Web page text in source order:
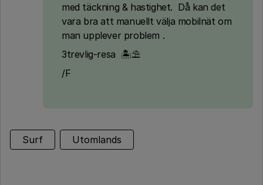
med täckning & hastighet. Då kan det
vara bra att manuellt välja mobilnät om
man upplever problem .
3trevlig-resa 🏝⛱
/F
Surf Utomlands